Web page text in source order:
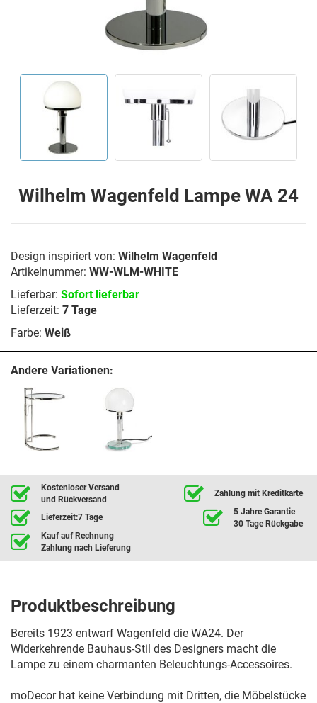
Wilhelm Wagenfeld Lampe WA 24
Design inspiriert von: Wilhelm Wagenfeld
Artikelnummer: WW-WLM-WHITE
Lieferbar: Sofort lieferbar
Lieferzeit: 7 Tage
Farbe: Weiß
Andere Variationen:
Kostenloser Versand
und Rückversand
Zahlung mit Kreditkarte
Lieferzeit:7 Tage
5 Jahre Garantie
30 Tage Rückgabe
Kauf auf Rechnung
Zahlung nach Lieferung
Produktbeschreibung
Bereits 1923 entwarf Wagenfeld die WA24. Der
Widerkehrende Bauhaus-Stil des Designers macht die
Lampe zu einem charmanten Beleuchtungs-Accessoires.
moDecor hat keine Verbindung mit Dritten, die Möbelstücke